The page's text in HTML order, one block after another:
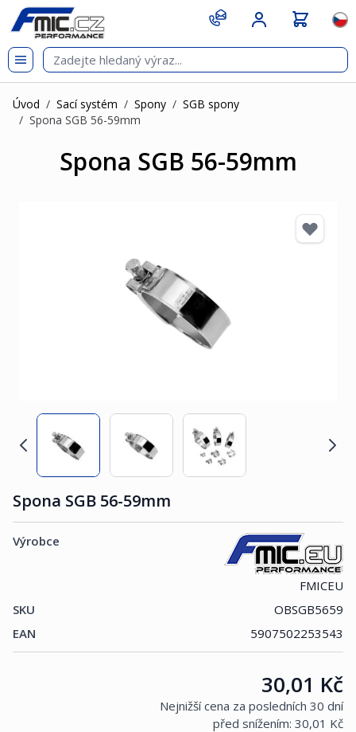
Přejít na obsah
git s
Úvod / Sací systém / Spony / SGB spony
/ Spona SGB 56-59mm
Spona SGB 56-59mm
Spona SGB 56-59mm
Výrobce
FMICEU
SKU
OBSGB5659
EAN
5907502253543
Cena:
30,01 Kč
Nejnižší cena za posledních 30 dní
před snížením: 30,01 Kč